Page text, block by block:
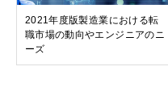
2021年度版製造業における転
職市場の動向やエンジニアのニ
ーズ